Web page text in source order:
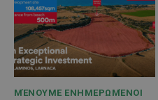
ΜΈΝΟΥΜΕ ΕΝΗΜΕΡΩΜΈΝΟΙ